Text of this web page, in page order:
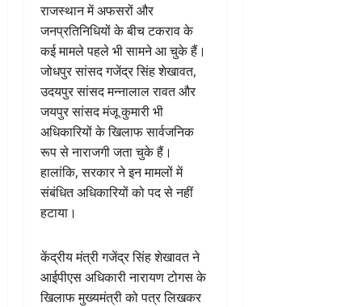
राजस्थान में अफसरों और
जनप्रतिनिधियों के बीच टकराव के
कई मामले पहले भी सामने आ चुके हैं।
जोधपुर सांसद गजेंद्र सिंह शेखावत,
उदयपुर सांसद मन्नालाल रावत और
जयपुर सांसद मंजू कुमारी भी
अधिकारियों के खिलाफ सार्वजनिक
रूप से नाराजगी जता चुके हैं।
हालांकि, सरकार ने इन मामलों में
संबंधित अधिकारियों को पद से नहीं
हटाया।
केंद्रीय मंत्री गजेंद्र सिंह शेखावत ने
आईपीएस अधिकारी नारायण टोगस के
खिलाफ मुख्यमंत्री को पत्र लिखकर